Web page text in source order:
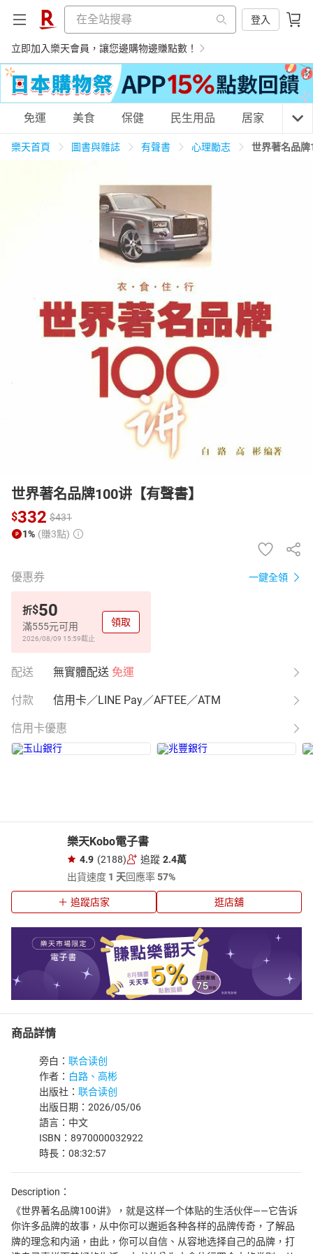
登入
立即加入樂天會員，讓您邊購物邊賺點數！
購物網分類
美食蛋糕 養生保健
3C家電 運動休閒
女裝 男裝 化妝保養 情趣用品
電子/紙本書
HOT
免運 美食 保健 民生用品 居家 3C
樂天首頁 圖書與雜誌 有聲書 心理勵志 世界著名品
世界著名品牌100讲【有聲書】
$332 $431
1% (賺3點)
優惠券 一鍵全領
折$50
滿555元可用
2026/08/09 15:59截止
領取
配送 無實體配送 免運
付款 信用卡／LINE Pay／AFTEE／ATM
信用卡優惠
樂天Kobo電子書
4.9 (2188) 追蹤 2.4萬
出貨速度 1 天回應率57%
追蹤店家 逛店舖
商品詳情
旁白： 联合读创
作者： 白路、高彬
出版社： 联合读创
出版日期：2026/05/06
語言：中文
ISBN：8970000032922
時長：08:32:57
Description：
《世界著名品牌100讲》，就是这样一个体贴的生活伙伴——它告诉
你许多品牌的故事，从中你可以邂逅各种各样的品牌传奇，了解品
牌的理念和内涵，由此，你可以自信、从容地选择自己的品牌，打